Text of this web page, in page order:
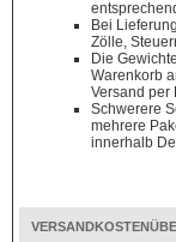
Bei
Zölle,
Die
Warenkorb
Versand per
Schwerere
mehrere
innerhalb